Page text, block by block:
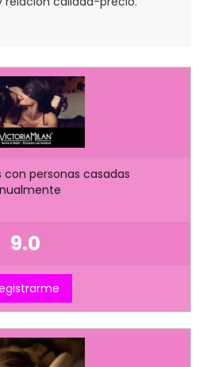
personas casadas
9.0